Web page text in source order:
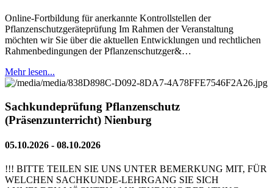
Online-Fortbildung für anerkannte Kontrollstellen der
Pflanzenschutzgeräteprüfung Im Rahmen der Veranstaltung
möchten wir Sie über die aktuellen Entwicklungen und rechtlichen
Rahmenbedingungen der Pflanzenschutzger&…
Mehr lesen...
Sachkundeprüfung Pflanzenschutz
(Präsenzunterricht) Nienburg
05.10.2026 - 08.10.2026
!!! BITTE TEILEN SIE UNS UNTER BEMERKUNG MIT, FÜR
WELCHEN SACHKUNDE-LEHRGANG SIE SICH